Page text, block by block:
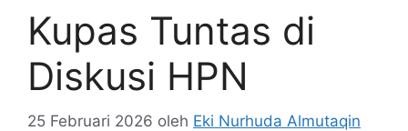
Kupas Tuntas di
Diskusi HPN
25 Februari 2026 oleh Eki Nurhuda Almutaqin